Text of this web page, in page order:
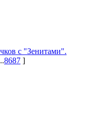
с "Зенитами".
8687 ]